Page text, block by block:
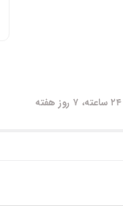
۲۴ ساعته، ۷ روز هفته